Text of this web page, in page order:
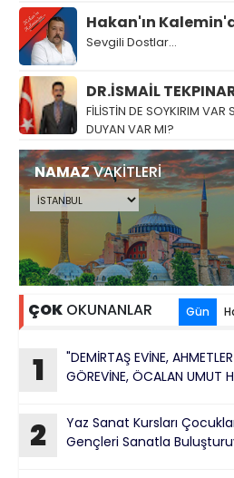
Hakan'ın
Sevgili Dostlar...
DR.İSMAİL
FİLİSTİN DE SOYKIRIM VAR
DUYAN VAR MI?
NAMAZVAKİTLERİ
ÇOK OKUNANLAR Gün
1
"DEMİRTAŞ EVİNE, AHMETLER
GÖREVİNE, ÖCALAN UMUT
2
Yaz Sanat Kursları
Gençleri Sanatla